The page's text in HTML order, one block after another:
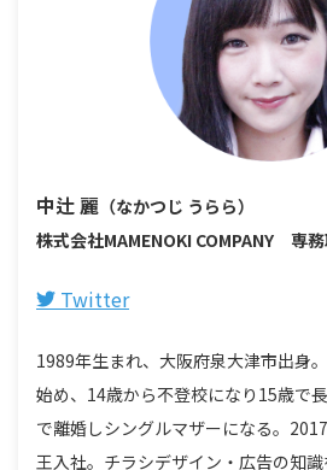
中辻 麗 （なかつじ うらら）
株式会社MAMENOKI COMPANY 専
Twitter
1989年生まれ、大阪府泉大津市出身
始め、14歳から不登校になり15歳で
で離婚しシングルマザーになる。
王入社。チラシデザイン・広告の知